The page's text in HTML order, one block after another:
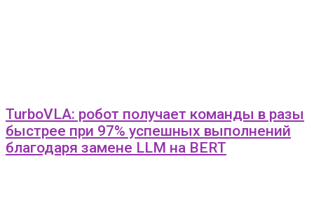
TurboVLA: робот получает команды в разы
быстрее при 97% успешных выполнений
благодаря замене LLM на BERT